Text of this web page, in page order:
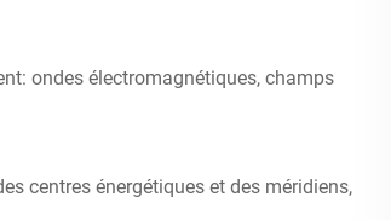
ondes électromagnétiques, champs
centres énergétiques et des méridiens,